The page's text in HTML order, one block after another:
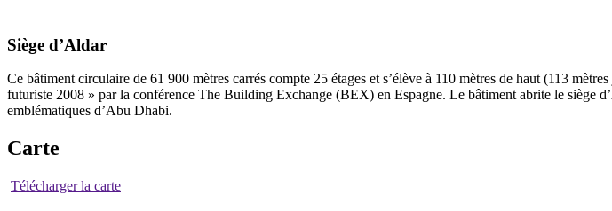
Siège d’Aldar
Ce bâtiment circulaire de 61 900 mètres carrés compte 25 étages et s’élève à 110 mètres de haut (113
futuriste 2008 » par la conférence The Building Exchange (BEX) en Espagne. Le bâtiment abrite le siège
emblématiques d’Abu Dhabi.
Carte
Télécharger la carte